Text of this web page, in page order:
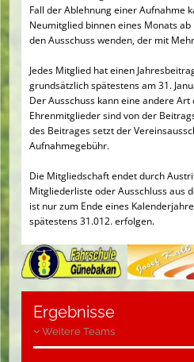
Fall der Ablehnung einer Aufnahme
Neumitglied binnen eines Monats
den Ausschuss wenden, der mit
Jedes Mitglied hat einen
grundsätzlich spätestens am 31.
Der Ausschuss kann eine andere
Ehrenmitglieder sind von der
des Beitrages setzt der
Aufnahmegebühr.
Die Mitgliedschaft endet durch
Mitgliederliste oder Ausschluss aus
ist nur zum Ende eines
spätestens 31.012. erfolgen.
Ergebnisse
Weitere Teams